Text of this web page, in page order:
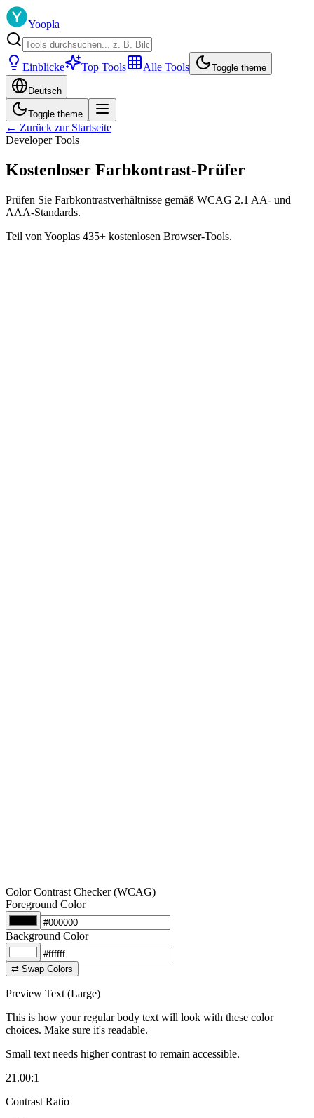
Yoopla
Einblicke Top Tools Alle Tools Toggle theme
Deutsch
Toggle theme
← Zurück zur Startseite
Developer Tools
Kostenloser Farbkontrast-Prüfer
Prüfen Sie Farbkontrastverhältnisse gemäß WCAG 2.1 AA- und
AAA-Standards.
Teil von Yooplas 435+ kostenlosen Browser-Tools.
Color Contrast Checker (WCAG)
Foreground Color
Background Color
⇄ Swap Colors
Preview Text (Large)
This is how your regular body text will look with these color
choices. Make sure it's readable.
Small text needs higher contrast to remain accessible.
21.00:1
Contrast Ratio